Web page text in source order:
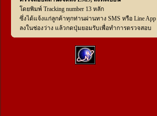
โดยพิมพ์ Tracking number 13 หลัก
ซึ่งได้แจ้งแก่ลูกค้าทุกท่านผ่านทาง SMS หรือ Line App
ลงในช่องว่าง แล้วกดปุ่มยอมรับเพื่อทำการตรวจสอบ